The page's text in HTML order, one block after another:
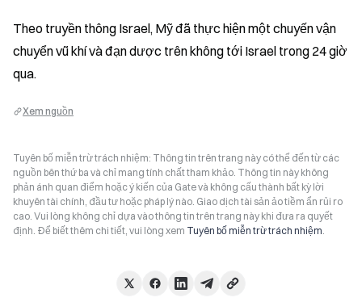
Theo truyền thông Israel, Mỹ đã thực hiện một chuyến vận
chuyển vũ khí và đạn dược trên không tới Israel trong 24 giờ
qua.
Xem nguồn
Tuyên bố miễn trừ trách nhiệm: Thông tin trên trang này có thể đến từ các
nguồn bên thứ ba và chỉ mang tính chất tham khảo. Thông tin này không
phản ánh quan điểm hoặc ý kiến của Gate và không cấu thành bất kỳ lời
khuyên tài chính, đầu tư hoặc pháp lý nào. Giao dịch tài sản ảo tiềm ẩn rủi ro
cao. Vui lòng không chỉ dựa vào thông tin trên trang này khi đưa ra quyết
định. Để biết thêm chi tiết, vui lòng xem Tuyên bố miễn trừ trách nhiệm.